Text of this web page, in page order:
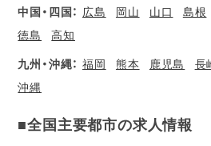
中国・四国： 広島 岡山 山口 島根
徳島
高知
九州・沖縄： 福岡 熊本 鹿児島 長
沖縄
■全国主要都市の求人情報